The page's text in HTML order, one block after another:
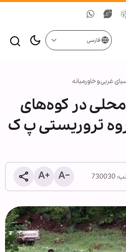
فارسی
غربی و خاورمیانه
در کوه‌های
تروریستی پ ک